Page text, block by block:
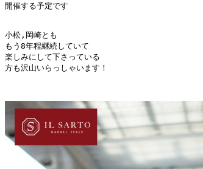
開催する予定です
小松,岡崎とも
もう8年程継続していて
楽しみにして下さっている
方も沢山いらっしゃいます！